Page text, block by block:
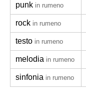
punk in rumeno
rock in rumeno
testo in rumeno
melodia in rumeno
sinfonia in rumeno